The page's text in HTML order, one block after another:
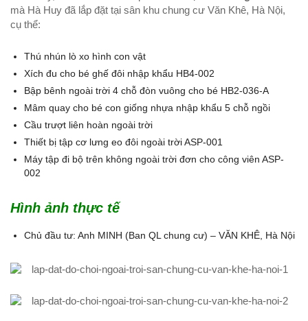
mà Hà Huy đã lắp đặt tại sân khu chung cư Văn Khê, Hà Nội,
cụ thể:
Thú nhún lò xo hình con vật
Xích đu cho bé ghế đôi nhập khẩu HB4-002
Bập bênh ngoài trời 4 chỗ đòn vuông cho bé HB2-036-A
Mâm quay cho bé con giống nhựa nhập khẩu 5 chỗ ngồi
Cầu trượt liên hoàn ngoài trời
Thiết bị tập cơ lưng eo đôi ngoài trời ASP-001
Máy tập đi bộ trên không ngoài trời đơn cho công viên ASP-
002
Hình ảnh thực tế
Chủ đầu tư: Anh MINH (Ban QL chung cư) – VĂN KHÊ, Hà Nội